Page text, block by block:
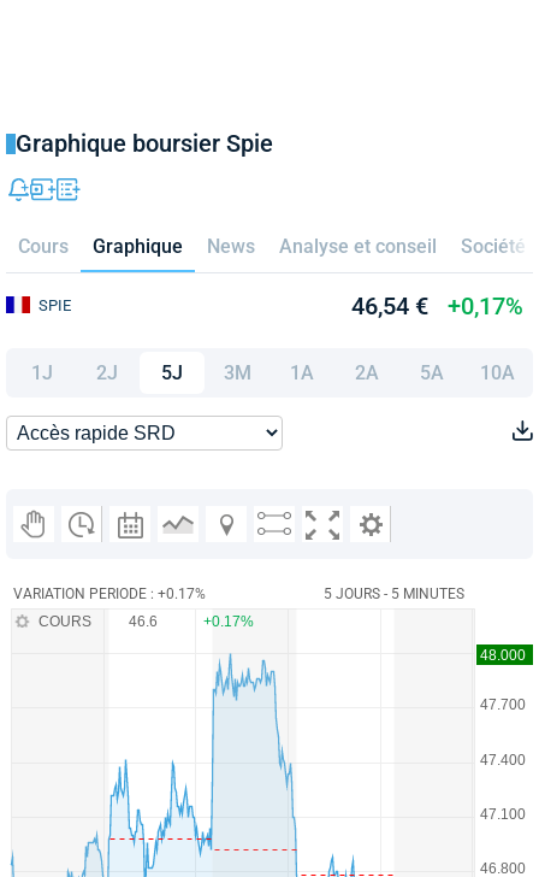
Graphique boursier Spie
Cours Graphique News Analyse et conseil Société
SPIE 46,54 € +0,17%
1J 2J 5J 3M 1A 2A 5A 10A
VARIATION PERIODE : +0.17% 5 JOURS - 5 MINUTES
COURS 46.6 +0.17%